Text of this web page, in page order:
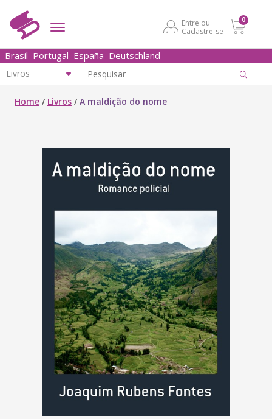
Entre ou
Cadastre-se
0
Brasil Portugal España Deutschland
Home / Livros /A maldição do nome